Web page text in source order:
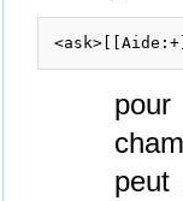
peut